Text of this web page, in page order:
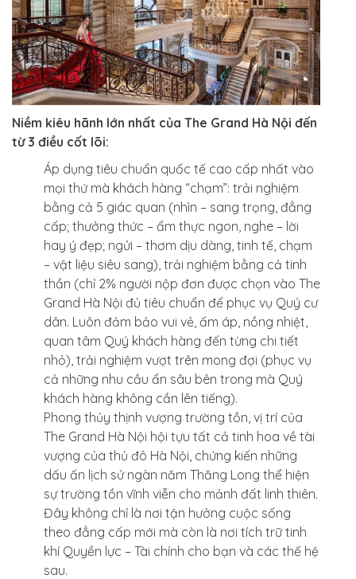
Niềm kiêu hãnh lớn nhất của The Grand Hà Nội đến
từ 3 điều cốt lõi:
Áp dụng tiêu chuẩn quốc tế cao cấp nhất vào
mọi thứ mà khách hàng “chạm”: trải nghiệm
bằng cả 5 giác quan (nhìn – sang trọng, đẳng
cấp; thưởng thức – ẩm thực ngon, nghe – lời
hay ý đẹp; ngửi – thơm dịu dàng, tinh tế, chạm
– vật liệu siêu sang), trải nghiệm bằng cả tinh
thần (chỉ 2% người nộp đơn được chọn vào The
Grand Hà Nội đủ tiêu chuẩn để phục vụ Quý cư
dân. Luôn đảm bảo vui vẻ, ấm áp, nồng nhiệt,
quan tâm Quý khách hàng đến từng chi tiết
nhỏ), trải nghiệm vượt trên mong đợi (phục vụ
cả những nhu cầu ẩn sâu bên trong mà Quý
khách hàng không cần lên tiếng).
Phong thủy thịnh vượng trường tồn, vị trí của
The Grand Hà Nội hội tựu tất cả tinh hoa về tài
vượng của thủ đô Hà Nội, chứng kiến những
dấu ấn lịch sử ngàn năm Thăng Long thể hiện
sự trường tồn vĩnh viễn cho mảnh đất linh thiên.
Đây không chỉ là nơi tận hưởng cuộc sống
theo đẳng cấp mới mà còn là nơi tích trữ tinh
khí Quyền lực – Tài chính cho bạn và các thế hệ
sau.